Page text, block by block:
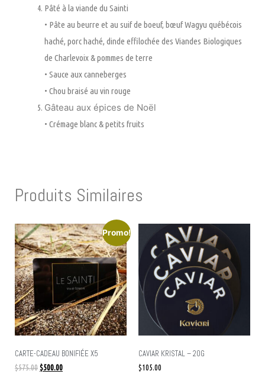
Pâté à la viande du Sainti
• Pâte au beurre et au suif de boeuf, bœuf Wagyu québécois
haché, porc haché, dinde effilochée des Viandes Biologiques
de Charlevoix & pommes de terre
• Sauce aux canneberges
• Chou braisé au vin rouge
Gâteau aux épices de Noël
• Crémage blanc & petits fruits
Produits Similaires
Promo!
CARTE-CADEAU BONIFIÉE X5
$575.00$500.00
CAVIAR KRISTAL – 20G
$105.00